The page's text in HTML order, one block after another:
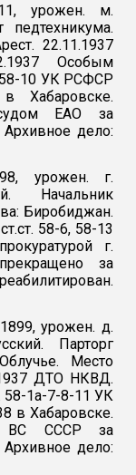
урожен. м.
22.11.1937
Особым
10 УК РСФСР
Хабаровске.
ЕАО за
Архивное дело:
урожен. г.
Начальник
Биробиджан.
58-6, 58-13
г.
за
урожен. д.
Парторг
Место
ДТО НКВД.
58-1а-7-8-11 УК
в Хабаровске.
ВС СССР за
Архивное дело: